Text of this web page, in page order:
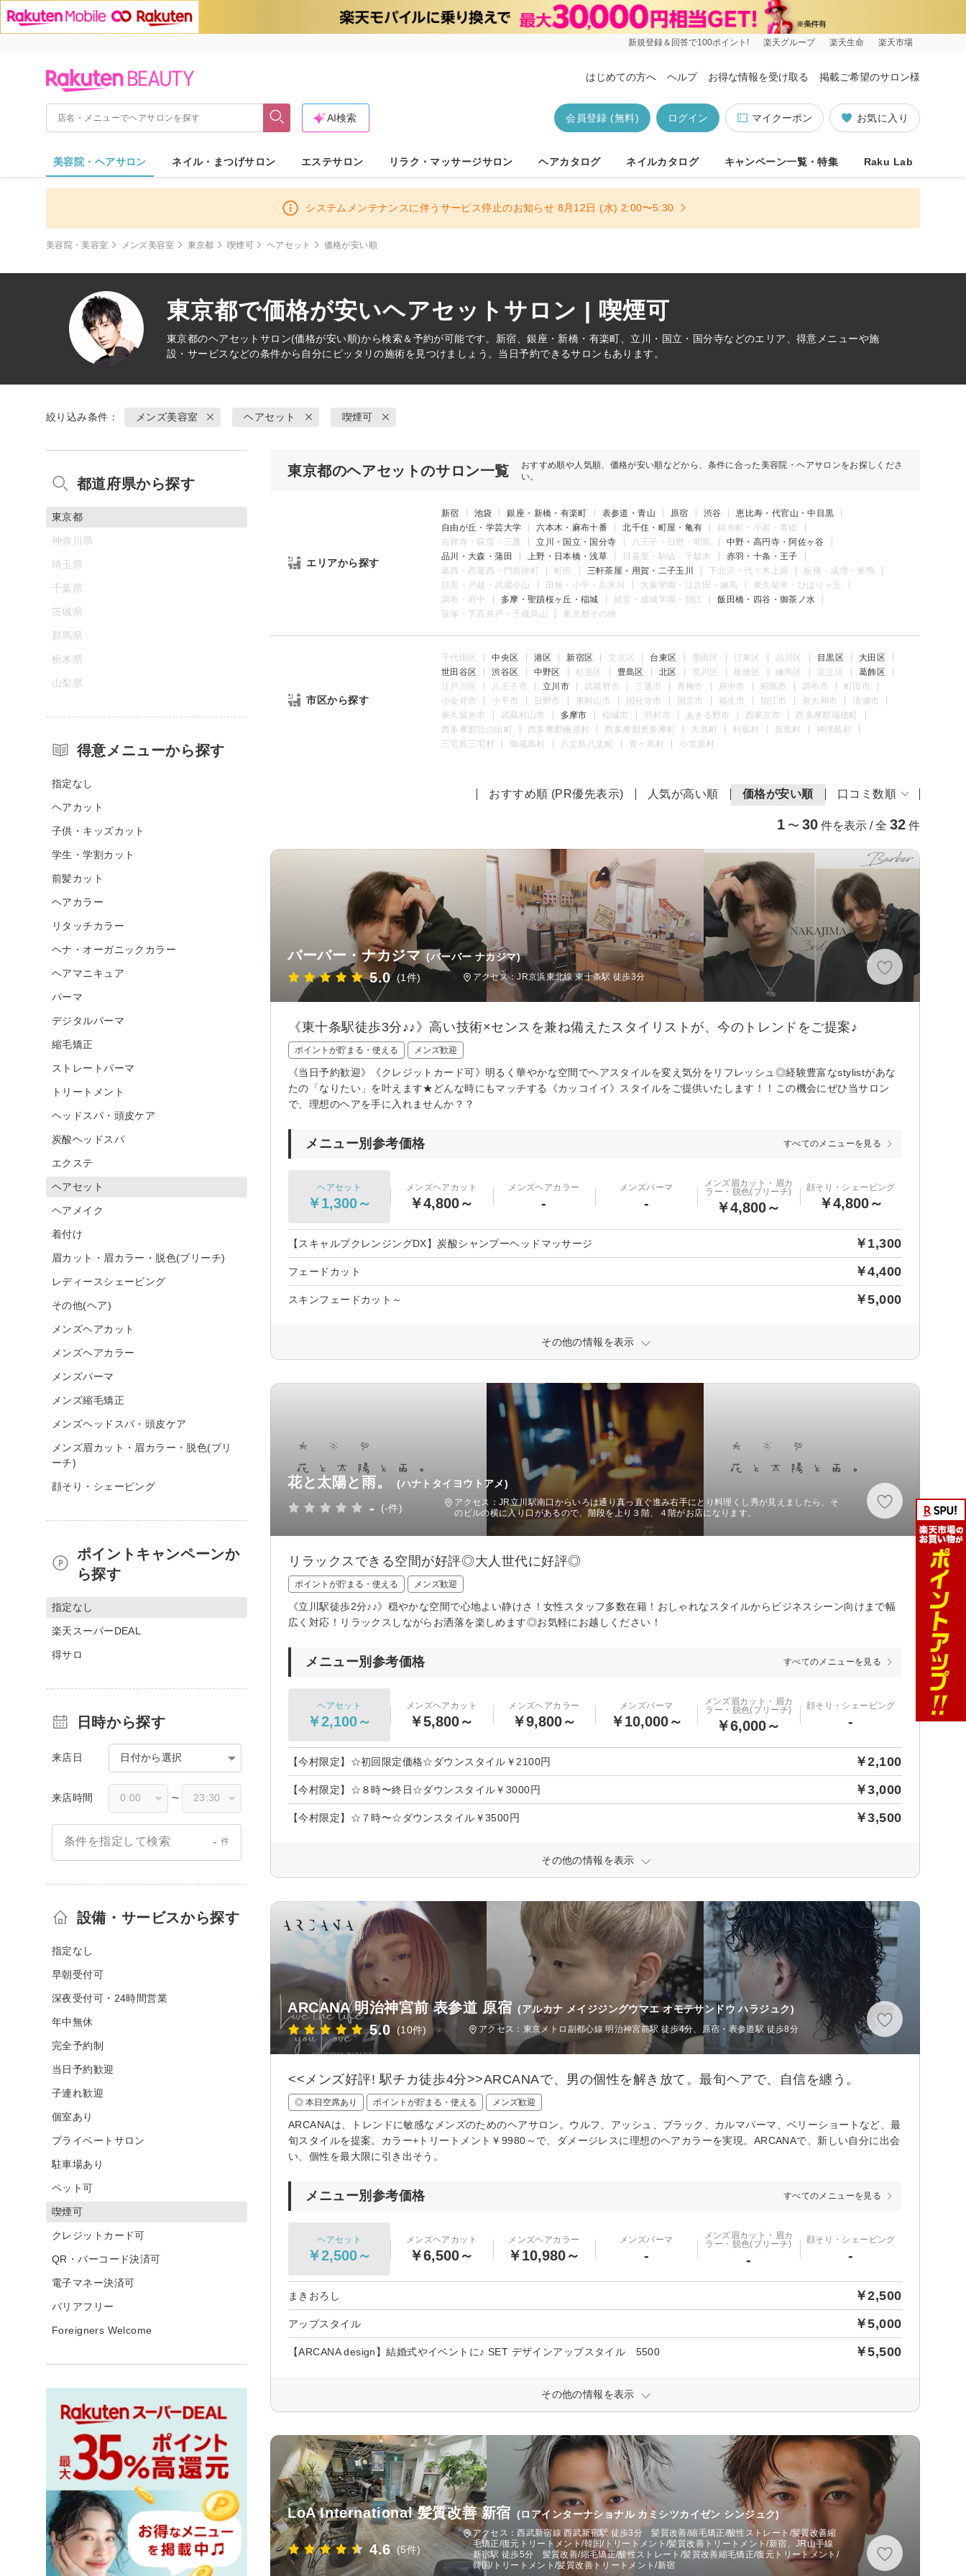
新規登録＆回答で100ポイント! 楽天グループ 楽天生命 楽天市場
はじめての方へ ヘルプ お得な情報を受け取る 掲載ご希望のサロン様
お気に入り
マイクーポン
ログイン
会員登録 (無料)
AI検索
美容院・ヘアサロン ネイル・まつげサロン エステサロン リラク・マッサージサロン ヘアカタログ ネイルカタログ キャンペーン一覧・特集 Raku Lab
システムメンテナンスに伴うサービス停止のお知らせ 8月12日 (水) 2:00〜5:30
美容院・美容室 メンズ美容室 東京都 喫煙可 ヘアセット 価格が安い順
東京都で価格が安いヘアセットサロン | 喫煙可
東京都のヘアセット サロン(価格が安い順)から検索＆予約が可能です。新宿、銀座・新橋・有楽町、立川・国立・国分寺などのエリア、得意メニューや施
設・サービスなどの条件から自分にピッタリの施術を見つけましょう。当日予約できるサロンもあります。
絞り込み条件： メンズ美容室 ヘアセット 喫煙可
東京都のヘアセットのサロン一覧
おすすめ順や人気順、価格が安い順などから、条件に合った美容院・ヘアサロンをお探しくださ
い。
エリアから探す
新宿 池袋 銀座・新橋・有楽町 表参道・青山 原宿 渋谷
恵比寿・代官山・中目黒
自由が丘・学芸大学
六本木・麻布十番 北千住・町屋・亀有
錦糸町・小岩・青砥
吉祥寺・荻窪・三鷹
立川・国立・国分寺 八王子・日野・昭島
中野・高円寺・阿佐ヶ谷
品川・大森・蒲田
上野・日本橋・浅草 日暮里・駒込・千駄木
赤羽・十条・王子
葛西・西葛西・門前仲町
町田 三軒茶屋・用賀・二子玉川 下北沢・代々木上原
板橋・成増・巣鴨
目黒・戸越・武蔵小山
田無・小平・久米川 大泉学園・江古田・練馬
東久留米・ひばりヶ丘
調布・府中
多摩・聖蹟桜ヶ丘・稲城 経堂・成城学園・狛江
飯田橋・四谷・御茶ノ水
笹塚・下高井戸・千歳烏山
東京都その他
市区から探す
千代田区 中央区 港区 新宿区 文京区 台東区 墨田区 江東区 品川区 目黒区
大田区
世田谷区
渋谷区 中野区 杉並区 豊島区 北区 荒川区 板橋区 練馬区 足立区
葛飾区
江戸川区
八王子市 立川市 武蔵野市 三鷹市 青梅市 府中市 昭島市 調布市
町田市
小金井市
小平市 日野市 東村山市 国分寺市 国立市 福生市 狛江市 東大和市
清瀬市
東久留米市
武蔵村山市 多摩市 稲城市 羽村市 あきる野市 西東京市
西多摩郡瑞穂町
西多摩郡日の出町
西多摩郡檜原村 西多摩郡奥多摩町 大島町 利島村 新島村
神津島村
三宅島三宅村
御蔵島村 八丈島八丈町 青ヶ島村 小笠原村
おすすめ順 (PR優先表示) 人気が高い順 価格が安い順 口コミ数順
1 〜 30 件を表示 / 全 32 件
バーバー・ナカジマ (バーバー ナカジマ)
5.0 (1件) アクセス：JR京浜東北線 東十条駅 徒歩3分
《東十条駅徒歩3分♪♪》高い技術×センスを兼ね備えたスタイリストが、今のトレンドをご提案♪
ポイントが貯まる・使える メンズ歓迎
《当日予約歓迎》《クレジットカード可》明るく華やかな空間でヘアスタイルを変え気分をリフレッシュ◎経験豊富なstylistがあな
たの「なりたい」を叶えます★どんな時にもマッチする《カッコイイ》スタイルをご提供いたします！！この機会にぜひ当サロン
で、理想のヘアを手に入れませんか？？
メニュー別参考価格 すべてのメニューを見る
ヘアセット
￥1,300～
メンズヘアカット
￥4,800～
メンズヘアカラー
-
メンズパーマ
-
メンズ眉カット・眉カ
ラー・脱色(ブリーチ)
￥4,800～
顔そり・シェービング
￥4,800～
【スキャルプクレンジングDX】炭酸シャンプーヘッドマッサージ ￥1,300
フェードカット ￥4,400
スキンフェードカット～ ￥5,000
その他の情報を表示
花と太陽と雨。 (ハナトタイヨウトアメ)
- (-件)
アクセス：JR立川駅南口からいろは通り真っ直ぐ進み右手にとり料理くし秀が見えましたら、そ
のビルの横に入り口があるので、階段を上り３階、４階がお店になります。
リラックスできる空間が好評◎大人世代に好評◎
ポイントが貯まる・使える メンズ歓迎
《立川駅徒歩2分♪♪》穏やかな空間で心地よい静けさ！女性スタッフ多数在籍！おしゃれなスタイルからビジネスシーン向けまで幅
広く対応！リラックスしながらお洒落を楽しめます◎お気軽にお越しください！
メニュー別参考価格 すべてのメニューを見る
ヘアセット
￥2,100～
メンズヘアカット
￥5,800～
メンズヘアカラー
￥9,800～
メンズパーマ
￥10,000～
メンズ眉カット・眉カ
ラー・脱色(ブリーチ)
￥6,000～
顔そり・シェービング
-
【今村限定】☆初回限定価格☆ダウンスタイル￥2100円 ￥2,100
【今村限定】☆８時〜終日☆ダウンスタイル￥3000円 ￥3,000
【今村限定】☆７時〜☆ダウンスタイル￥3500円 ￥3,500
その他の情報を表示
ARCANA 明治神宮前 表参道 原宿 (アルカナ メイジジングウマエ オモテサンドウ ハラジュク)
5.0 (10件) アクセス：東京メトロ副都心線 明治神宮前駅 徒歩4分、原宿・表参道駅 徒歩8分
<<メンズ好評! 駅チカ徒歩4分>>ARCANAで、男の個性を解き放て。最旬ヘアで、自信を纏う。
◎ 本日空席あり ポイントが貯まる・使える メンズ歓迎
ARCANAは、トレンドに敏感なメンズのためのヘアサロン。ウルフ、アッシュ、ブラック、カルマパーマ、ベリーショートなど、最
旬スタイルを提案。カラー+トリートメント￥9980～で、ダメージレスに理想のヘアカラーを実現。ARCANAで、新しい自分に出会
い、個性を最大限に引き出そう。
メニュー別参考価格 すべてのメニューを見る
ヘアセット
￥2,500～
メンズヘアカット
￥6,500～
メンズヘアカラー
￥10,980～
メンズパーマ
-
メンズ眉カット・眉カ
ラー・脱色(ブリーチ)
-
顔そり・シェービング
-
まきおろし ￥2,500
アップスタイル ￥5,000
【ARCANA design】結婚式やイベントに♪ SET デザインアップスタイル 5500 ￥5,500
その他の情報を表示
LoA International 髪質改善 新宿 (ロアインターナショナル カミシツカイゼン シンジュク)
4.6 (5件)
アクセス：西武新宿線 西武新宿駅 徒歩3分 髪質改善/縮毛矯正/酸性ストレート/髪質改善縮
毛矯正/復元トリートメント/韓国/トリートメント/髪質改善トリートメント/新宿、JR山手線
新宿駅 徒歩5分 髪質改善/縮毛矯正/酸性ストレート/髪質改善縮毛矯正/復元トリートメント/
韓国/トリートメント/髪質改善トリートメント/新宿
都道府県から探す
東京都
神奈川県
埼玉県
千葉県
茨城県
群馬県
栃木県
山梨県
得意メニューから探す
指定なし
ヘアカット
子供・キッズカット
学生・学割カット
前髪カット
ヘアカラー
リタッチカラー
ヘナ・オーガニックカラー
ヘアマニキュア
パーマ
デジタルパーマ
縮毛矯正
ストレートパーマ
トリートメント
ヘッドスパ・頭皮ケア
炭酸ヘッドスパ
エクステ
ヘアセット
ヘアメイク
着付け
眉カット・眉カラー・脱色(ブリーチ)
レディースシェービング
その他(ヘア)
メンズヘアカット
メンズヘアカラー
メンズパーマ
メンズ縮毛矯正
メンズヘッドスパ・頭皮ケア
メンズ眉カット・眉カラー・脱色(ブリ
ーチ)
顔そり・シェービング
ポイントキャンペーンか
ら探す
指定なし
楽天スーパーDEAL
得サロ
日時から探す
来店日 日付から選択
来店時間 〜
条件を指定して検索 - 件
設備・サービスから探す
指定なし
早朝受付可
深夜受付可・24時間営業
年中無休
完全予約制
当日予約歓迎
子連れ歓迎
個室あり
プライベートサロン
駐車場あり
ペット可
喫煙可
クレジットカード可
QR・バーコード決済可
電子マネー決済可
バリアフリー
Foreigners Welcome